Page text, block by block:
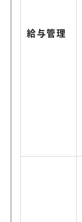
給与管理